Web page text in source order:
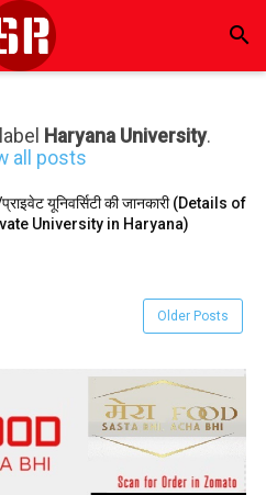
search
Haryana University.
all posts
प्राइवेट यूनिवर्सिटी की जानकारी (Details of
University in Haryana)
Older Posts